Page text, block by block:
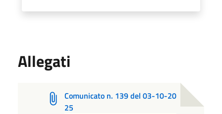
Allegati
Comunicato n. 139 del 03-10-20
25